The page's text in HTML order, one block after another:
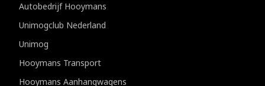
Autobedrijf Hooymans
Unimogclub Nederland
Unimog
Hooymans Transport
Hooymans Aanhangwagens